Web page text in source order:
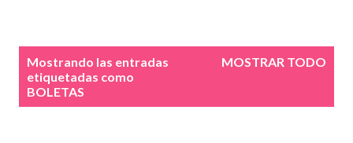
Mostrando las entradas
etiquetadas como
BOLETAS
MOSTRAR TODO